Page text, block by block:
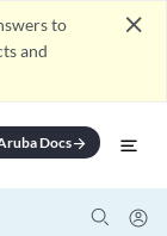
to
and
close
Docsarrow_forward